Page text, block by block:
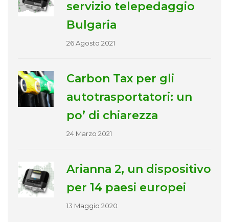
servizio telepedaggio
Bulgaria
26 Agosto 2021
Carbon Tax per gli
autotrasportatori: un
po’ di chiarezza
24 Marzo 2021
Arianna 2, un dispositivo
per 14 paesi europei
13 Maggio 2020